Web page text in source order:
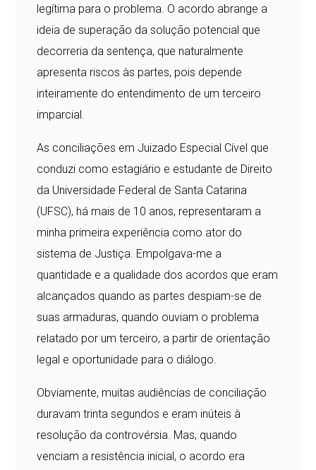
legítima para o problema. O acordo abrange a
ideia de superação da solução potencial que
decorreria da sentença, que naturalmente
apresenta riscos às partes, pois depende
inteiramente do entendimento de um terceiro
imparcial.
As conciliações em Juizado Especial Cível que
conduzi como estagiário e estudante de Direito
da Universidade Federal de Santa Catarina
(UFSC), há mais de 10 anos, representaram a
minha primeira experiência como ator do
sistema de Justiça. Empolgava-me a
quantidade e a qualidade dos acordos que eram
alcançados quando as partes despiam-se de
suas armaduras, quando ouviam o problema
relatado por um terceiro, a partir de orientação
legal e oportunidade para o diálogo.
Obviamente, muitas audiências de conciliação
duravam trinta segundos e eram inúteis à
resolução da controvérsia. Mas, quando
venciam a resistência inicial, o acordo era